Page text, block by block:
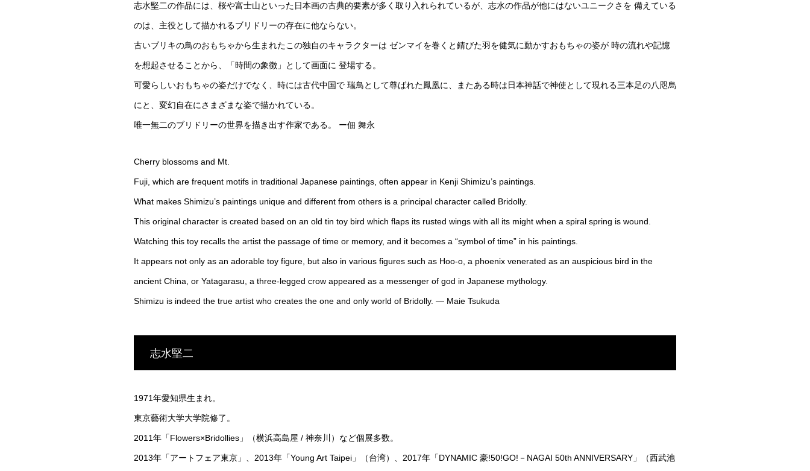
志水堅二の作品には、桜や富士山といった日本画の古典的要素が多く取り入れられているが、志水の作品が他にはないユニークさを 備えている
のは、主役として描かれるブリドリーの存在に他ならない。
古いブリキの鳥のおもちゃから生まれたこの独自のキャラクターは ゼンマイを巻くと錆びた羽を健気に動かすおもちゃの姿が 時の流れや記憶
を想起させることから、「時間の象徴」として画面に 登場する。
可愛らしいおもちゃの姿だけでなく、時には古代中国で 瑞鳥として尊ばれた鳳凰に、またある時は日本神話で神使として現れる三本足の八咫烏
にと、変幻自在にさまざまな姿で描かれている。
唯一無二のブリドリーの世界を描き出す作家である。 ー佃 舞永
Cherry blossoms and Mt.
Fuji, which are frequent motifs in traditional Japanese paintings, often appear in Kenji Shimizu’s paintings.
What makes Shimizu’s paintings unique and different from others is a principal character called Bridolly.
This original character is created based on an old tin toy bird which flaps its rusted wings with all its might when a spiral spring is wound.
Watching this toy recalls the artist the passage of time or memory, and it becomes a “symbol of time” in his paintings.
It appears not only as an adorable toy figure, but also in various figures such as Hoo-o, a phoenix venerated as an auspicious bird in the
ancient China, or Yatagarasu, a three-legged crow appeared as a messenger of god in Japanese mythology.
Shimizu is indeed the true artist who creates the one and only world of Bridolly. ― Maie Tsukuda
志水堅二
1971年愛知県生まれ。
東京藝術大学大学院修了。
2011年「Flowers×Bridollies」（横浜高島屋 / 神奈川）など個展多数。
2013年「アートフェア東京」、2013年「Young Art Taipei」（台湾）、2017年「DYNAMIC 豪!50!GO!－NAGAI 50th ANNIVERSARY」（西武池